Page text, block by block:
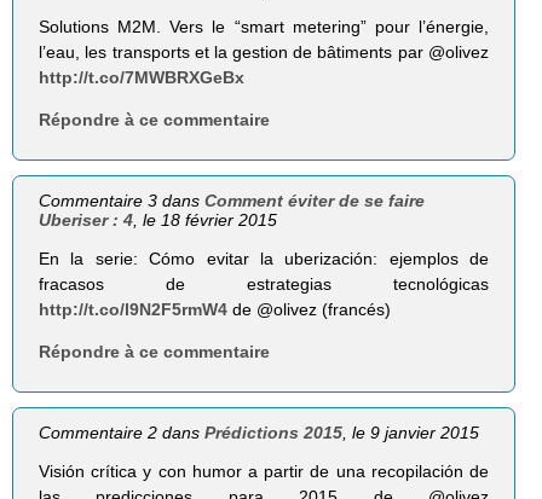
Solutions M2M. Vers le “smart metering” pour l’énergie,
l’eau, les transports et la gestion de bâtiments par @olivez
http://t.co/7MWBRXGeBx
Répondre à ce commentaire
Commentaire 3 dansComment éviter de se faire
Uberiser : 4 , le 18 février 2015
En la serie: Cómo evitar la uberización: ejemplos de
fracasos de estrategias tecnológicas
http://t.co/l9N2F5rmW4 de @olivez (francés)
Répondre à ce commentaire
Commentaire 2 dansPrédictions 2015, le 9 janvier 2015
Visión crítica y con humor a partir de una recopilación de